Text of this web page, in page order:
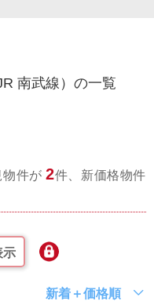
南武線）の一覧
物件が2件、新価格物件
示
新着＋価格順